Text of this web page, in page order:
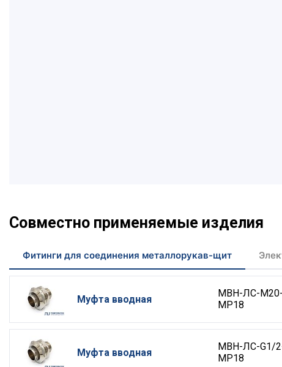
Совместно применяемые изделия
Фитинги для соединения металлорукав-щит
Муфта вводная
МВН-ЛС-М20-
МР18
Муфта вводная
МВН-ЛС-G1/
МР18